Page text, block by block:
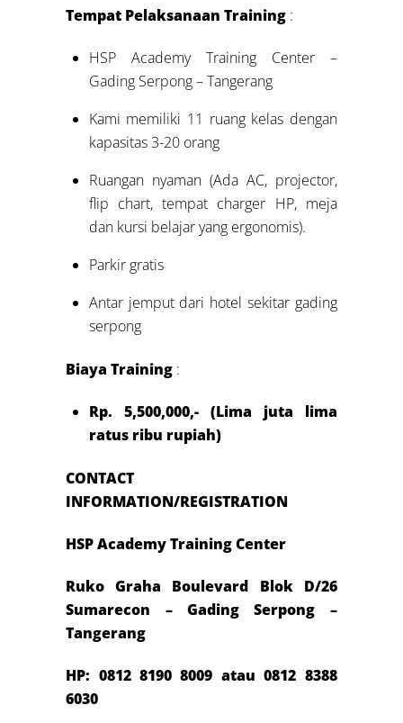
Tempat Pelaksanaan Training :
HSP Academy Training Center –
Gading Serpong – Tangerang
Kami memiliki 11 ruang kelas dengan
kapasitas 3-20 orang
Ruangan nyaman (Ada AC, projector,
flip chart, tempat charger HP, meja
dan kursi belajar yang ergonomis).
Parkir gratis
Antar jemput dari hotel sekitar gading
serpong
Biaya Training :
Rp. 5,500,000,- (Lima juta lima
ratus ribu rupiah)
CONTACT
INFORMATION/REGISTRATION
HSP Academy Training Center
Ruko Graha Boulevard Blok D/26
Sumarecon – Gading Serpong –
Tangerang
HP: 0812 8190 8009 atau 0812 8388
6030